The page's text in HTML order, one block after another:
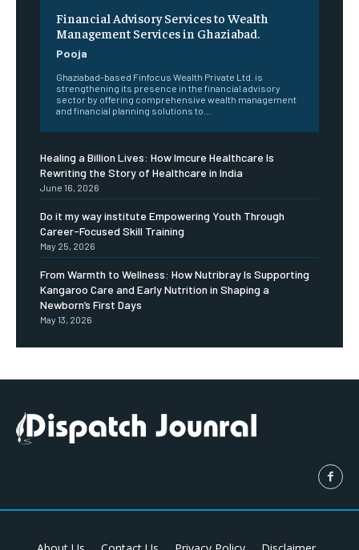
Financial Advisory Services to Wealth
Management Services in Ghaziabad.
Pooja
Ghaziabad-based Finfocus Wealth Private Ltd. is
strengthening its presence in the financial advisory
sector by offering comprehensive wealth management
and financial planning solutions to...
Healing a Billion Lives: How Imcure Healthcare Is
Rewriting the Story of Healthcare in India
June 16, 2026
Do it my way institute Empowering Youth Through
Career-Focused Skill Training
May 25, 2026
From Warmth to Wellness: How Nutribray Is Supporting
Kangaroo Care and Early Nutrition in Shaping a
Newborn’s First Days
May 13, 2026